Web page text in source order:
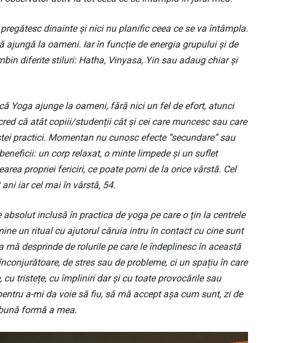
dinainte și nici nu planific ceea ce se va întâmpla.
ajungă la oameni. Iar în funcție de energia grupului și de
diferite stiluri: Hatha, Vinyasa, Yin sau adaug chiar și
Yoga ajunge la oameni, fără nici un fel de efort, atunci
că atât copiii/studenții cât și cei care muncesc sau care
practici. Momentan nu cunosc efecte “secundare” sau
un corp relaxat, o minte limpede și un suflet
propriei fericiri, ce poate porni de la orice vârstă. Cel
iar cel mai în vârstă, 54.
inclusă în practica de yoga pe care o țin la centrele
un ritual cu ajutorul căruia intru în contact cu cine sunt
mă desprinde de rolurile pe care le îndeplinesc în această
de stres sau de probleme, ci un spațiu în care
tristețe, cu împliniri dar și cu toate provocările sau
a-mi da voie să fiu, să mă accept așa cum sunt, zi de
formă a mea.